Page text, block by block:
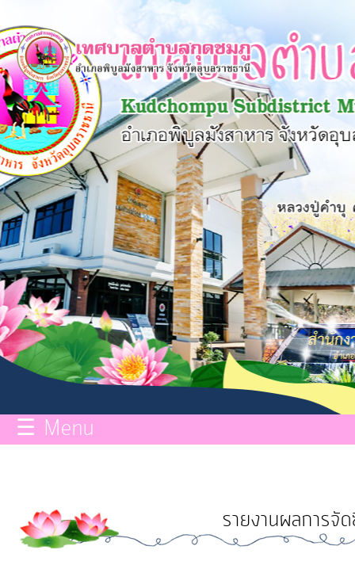
หน้า
หลัก
ข้อมูล
พื้น
ฐาน
บุคลากร
แผน
ยุทธศาสตร์
ข่าวสาร
กิจการ
ITA
☰ Menu
รายงานผลการจั